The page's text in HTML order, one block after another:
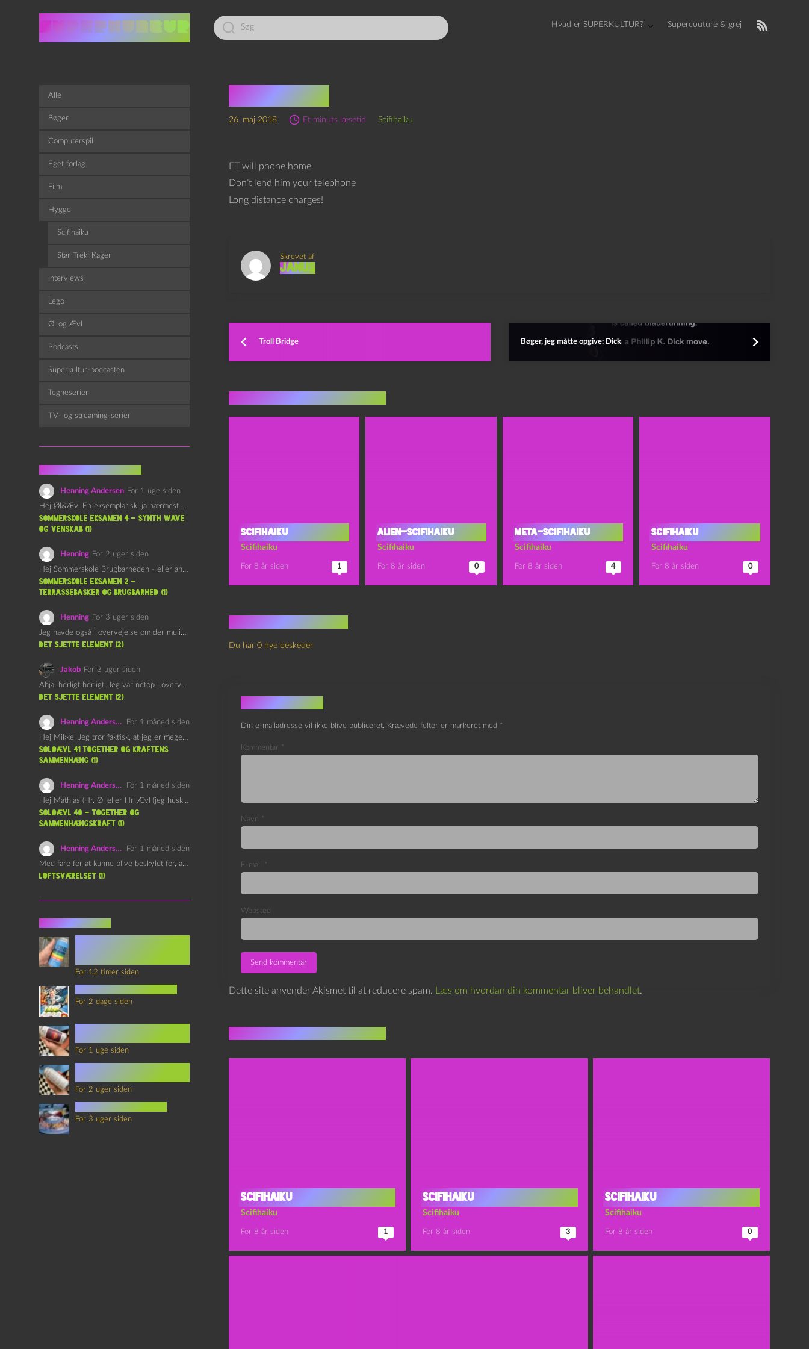
Led
efter:
Hvad er SUPERKULTUR? Supercouture & grej
Scifihaiku
26. maj 2018 Et minuts læsetid Scifihaiku
ET will phone home
Don’t lend him your telephone
Long distance charges!
Skrevet af
Janus
Troll Bridge Bøger, jeg måtte opgive: Dick
Scifihaiku
Scifihaiku
For 8 år siden 1
Alien-scifihaiku
Scifihaiku
For 8 år siden 0
Meta-scifihaiku
Scifihaiku
For 8 år siden 4
Scifihaiku
Scifihaiku
For 8 år siden 0
Du har 0 nye beskeder
Skriv et svar
Din e-mailadresse vil ikke blive publiceret. Krævede felter er markeret med *
Kommentar *
Navn *
E-mail *
Websted
Dette site anvender Akismet til at reducere spam. Læs om hvordan din kommentar bliver behandlet.
Scifihaiku
Scifihaiku
For 8 år siden 1
Scifihaiku
Scifihaiku
For 8 år siden 3
Scifihaiku
Scifihaiku
For 8 år siden 0
Alle
Bøger
Computerspil
Eget forlag
Film
Hygge
Scifihaiku
Star Trek: Kager
Interviews
Lego
Øl og Ævl
Podcasts
Superkultur-podcasten
Tegneserier
TV- og streaming-serier
Henning Andersen For 1 uge siden
Hej Øl&Ævl En eksemplarisk, ja nærmest yndefuld, afslutning på SOMMERSKOLEN.…
Sommerskole Eksamen 4 – Synth Wave
og Venskab (1)
Henning For 2 uger siden
Hej Sommerskole Brugbarheden - eller anvendeligheden - af "Øl&Ævl" er…
Sommerskole Eksamen 2 –
Terrassebasker og Brugbarhed (1)
Henning For 3 uger siden
Jeg havde også i overvejelse om der muligvis kunne være…
det sjette element (2)
Jakob For 3 uger siden
Ahja, herligt herligt. Jeg var netop I overvejelser om at…
det sjette element (2)
Henning Andersen
For 1 måned siden
Hej Mikkel Jeg tror faktisk, at jeg er meget enig…
Soloævl 41 Together og Kraftens
Sammenhæng (1)
Henning Andersen
For 1 måned siden
Hej Mathias (Hr. Øl eller Hr. Ævl (jeg husker ikke…
Soloævl 40 – Together og
sammenhængskraft (1)
Henning Andersen
For 1 måned siden
Med fare for at kunne blive beskyldt for, at være…
Loftsværelset (1)
For 12 timer siden
For 2 dage siden
For 1 uge siden
For 2 uger siden
For 3 uger siden